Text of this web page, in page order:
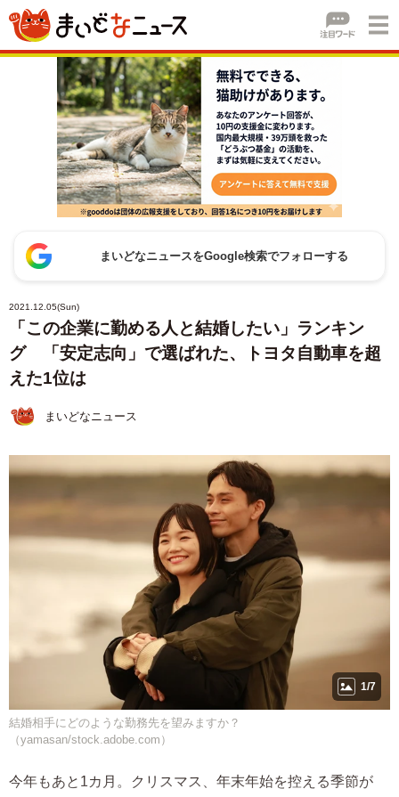
まいどなニュースをGoogle検索でフォローする
2021.12.05(Sun)
「この企業に勤める人と結婚したい」ランキン
グ 「安定志向」で選ばれた、トヨタ自動車を超
えた1位は
まいどなニュース
1/7
結婚相手にどのような勤務先を望みますか？
（yamasan/stock.adobe.com）
今年もあと1カ月。クリスマス、年末年始を控える季節が